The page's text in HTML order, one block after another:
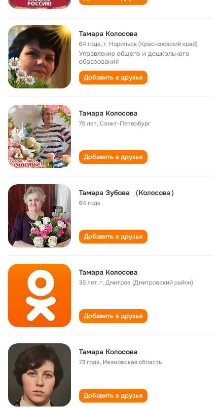
Тамара Колосова
64 года,г. Норильск (Красноярский край)
Управление общего и дошкольного
образования
Добавить в друзья
Тамара Колосова
75 лет,Санкт-Петербург
Добавить в друзья
Тамара Зубова （Колосова）
64 года
Добавить в друзья
Тамара Колосова
35 лет,г. Дмитров (Дмитровский район)
Добавить в друзья
Тамара Колосова
73 года, Ивановская область
Добавить в друзья